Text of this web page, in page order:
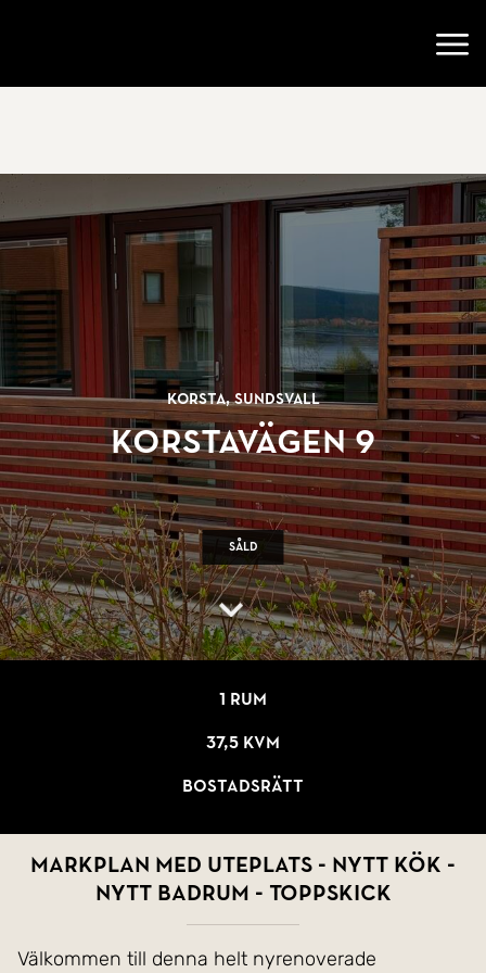
Korsta, Sundsvall
Korstavägen 9
Såld
1 rum
37,5 kvm
Bostadsrätt
Markplan med uteplats - Nytt kök -
Nytt badrum - Toppskick
Välkommen till denna helt nyrenoverade